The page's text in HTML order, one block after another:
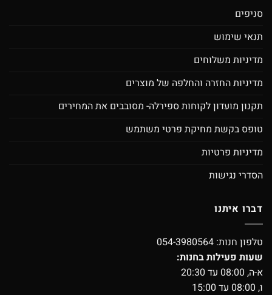
סניפים
תנאי שימוש
מדיניות משלוחים
מדיניות החזרה והחלפה של מוצרים
תקנון מועדון לקוחות ספירלה- מסובבים את המחירים
טופס בקשת מחיקת פרטי משתמש
מדיניות פרטיות
הסדרי נגישות
דברו איתנו
טלפון חנות: 054-3980564
שעות פעילות בחנות:
א-ה, 08:00 עד 20:30
ו, 08:00 עד 15:00